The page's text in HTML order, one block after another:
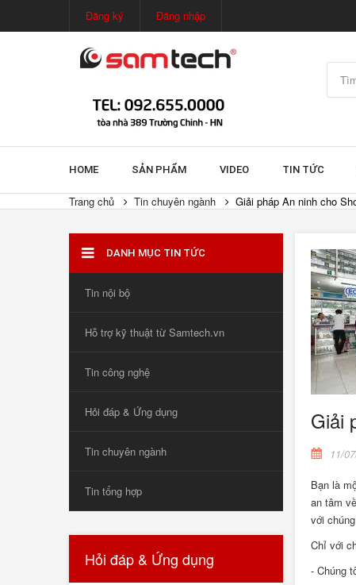
Đăng ký Đăng nhập
HOME SẢN PHẨM VIDEO TIN TỨC
Trang chủ Tin chuyên ngành Giải pháp An ninh cho
DANH MỤC TIN TỨC
Tin nội bộ
Hỗ trợ kỹ thuật từ Samtech.vn
Tin công nghệ
Hỏi đáp & Ứng dụng
Tin chuyên ngành
Tin tổng hợp
Hỏi đáp & Ứng dụng
Giải
11/
Bạn là
an tâm
với
Chỉ với
- Chúng